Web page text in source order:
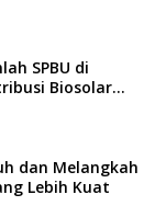
SPBU di
Biosolar
dan Melangkah
Lebih Kuat